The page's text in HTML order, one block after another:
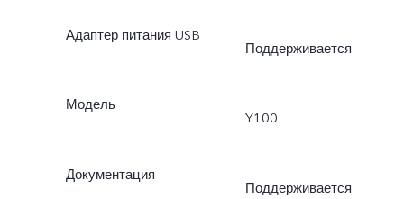
Адаптер питания USB
Поддерживается
Модель
Y100
Документация
Поддерживается